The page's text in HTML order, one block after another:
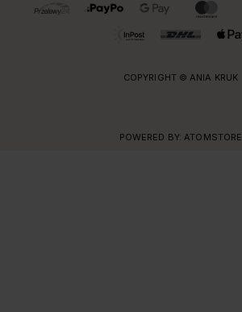
COPYRIGHT © ANIA KRUK
POWERED BY: ATOMSTORE